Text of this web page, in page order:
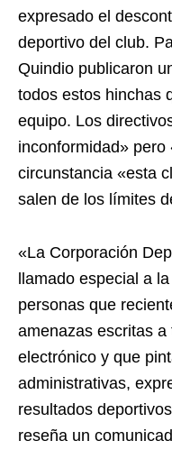
expresado el
deportivo del club.
Quindio publicaron
todos estos hinchas
equipo. Los
inconformidad»
circunstancia «esta
salen de los límites
«La Corporación
llamado especial a
personas que
amenazas escritas
electrónico y que
administrativas,
resultados
reseña un